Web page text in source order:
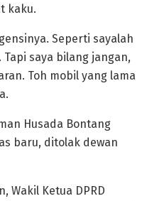
kaku.
Seperti sayalah
saya bilang jangan,
Toh mobil yang lama
Husada Bontang
baru, ditolak dewan
Wakil Ketua DPRD